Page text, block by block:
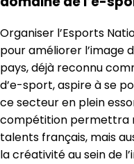
Organiser l’Esports
pour améliorer l’image
pays, déjà reconnu
d’e-sport, aspire à se
ce secteur en plein
compétition permettra
talents français, mais
la créativité au sein de